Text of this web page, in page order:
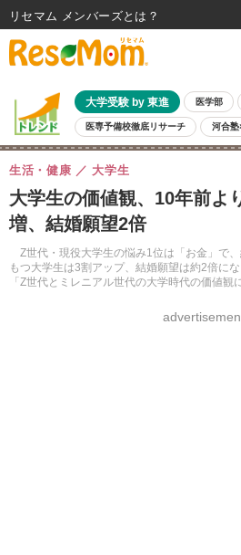
大学受験 by 東進 医学部
医専予備校徹底リサーチ 河合塾
親子で考える大学選び 高校受験 中学受験
共通テスト 夏休み
8月開催イベント・WS 全国公立高校 過去問
自由研究教材（小学生向け）
大学生の価値観、10年前よ
増、結婚願望2倍
Z世代・現役大学生の悩み1位は「お金」で
もつ大学生は3割アップ、結婚願望は約2倍に
「Z世代とミレニアル世代の大学時代の価値観
生活・健康 大学生
リセマム メンバーズ